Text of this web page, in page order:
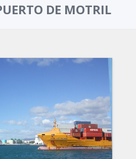
DE MOTRIL